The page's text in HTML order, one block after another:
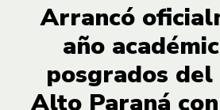
Arrancó
año
posgrados del
Alto Paraná